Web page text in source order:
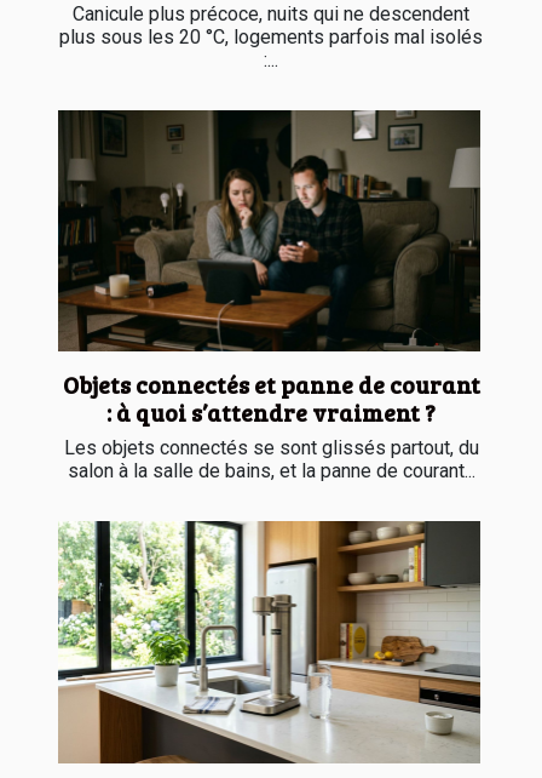
Canicule plus précoce, nuits qui ne descendent
plus sous les 20 °C, logements parfois mal isolés
:...
Objets connectés et panne de courant
: à quoi s’attendre vraiment ?
Les objets connectés se sont glissés partout, du
salon à la salle de bains, et la panne de courant...